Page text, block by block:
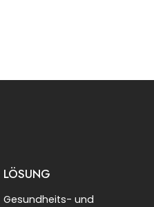
LÖSUNG
Gesundheits- und